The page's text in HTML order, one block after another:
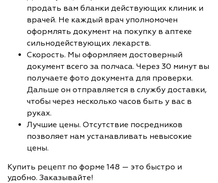
продать вам бланки действующих клиник и
врачей. Не каждый врач уполномочен
оформлять документ на покупку в аптеке
сильнодействующих лекарств.
Скорость. Мы оформляем достоверный
документ всего за полчаса. Через 30 минут вы
получаете фото документа для проверки.
Дальше он отправляется в службу доставки,
чтобы через несколько часов быть у вас в
руках.
Лучшие цены. Отсутствие посредников
позволяет нам устанавливать невысокие
цены.
Купить рецепт по форме 148 — это быстро и
удобно. Заказывайте!